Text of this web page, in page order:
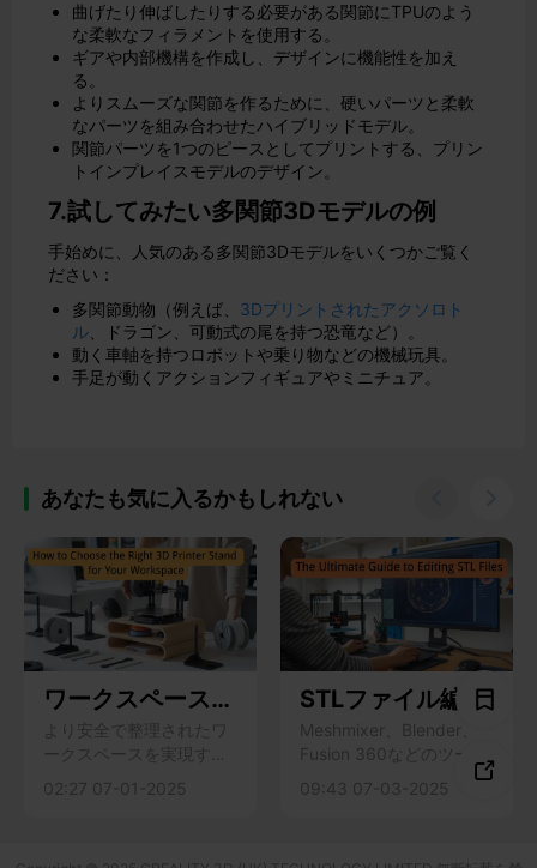
曲げたり伸ばしたりする必要がある関節にTPUのよう
な柔軟なフィラメントを使用する。
ギアや内部機構を作成し、デザインに機能性を加え
る。
よりスムーズな関節を作るために、硬いパーツと柔軟
なパーツを組み合わせたハイブリッドモデル。
関節パーツを1つのピースとしてプリントする、プリン
トインプレイスモデルのデザイン。
7.試してみたい多関節3Dモデルの例
手始めに、人気のある多関節3Dモデルをいくつかご覧く
ださい：
多関節動物（例えば、 3Dプリントされたアクソロト
ル 、ドラゴン、可動式の尾を持つ恐竜など）。
動く車軸を持つロボットや乗り物などの機械玩具。
手足が動くアクションフィギュアやミニチュア。
あなたも気に入るかもしれない
ワークスペースに
適した3Dプリン
タスタンドの選び
方
より安全で整理されたワ
ークスペースを実現する
ズ、素材、収納、ケーブ
02:27 07-01-2025
STLファイル編集
の究極ガイド
Meshmixer、Blender、
Fusion 360などのツール
を使って、3Dプリント用
のSTLファイルを編集す
09:43 07-03-2025
